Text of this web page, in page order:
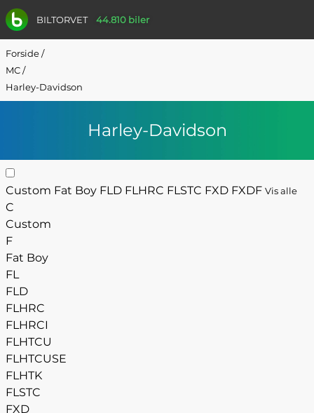
BILTORVET 44.810 biler
Forside/
MC/
Harley-Davidson
Harley-Davidson
Custom Fat Boy FLD FLHRC FLSTC FXD FXDF Vis alle
C
Custom
F
Fat Boy
FL
FLD
FLHRC
FLHRCI
FLHTCU
FLHTCUSE
FLHTK
FLSTC
FXD